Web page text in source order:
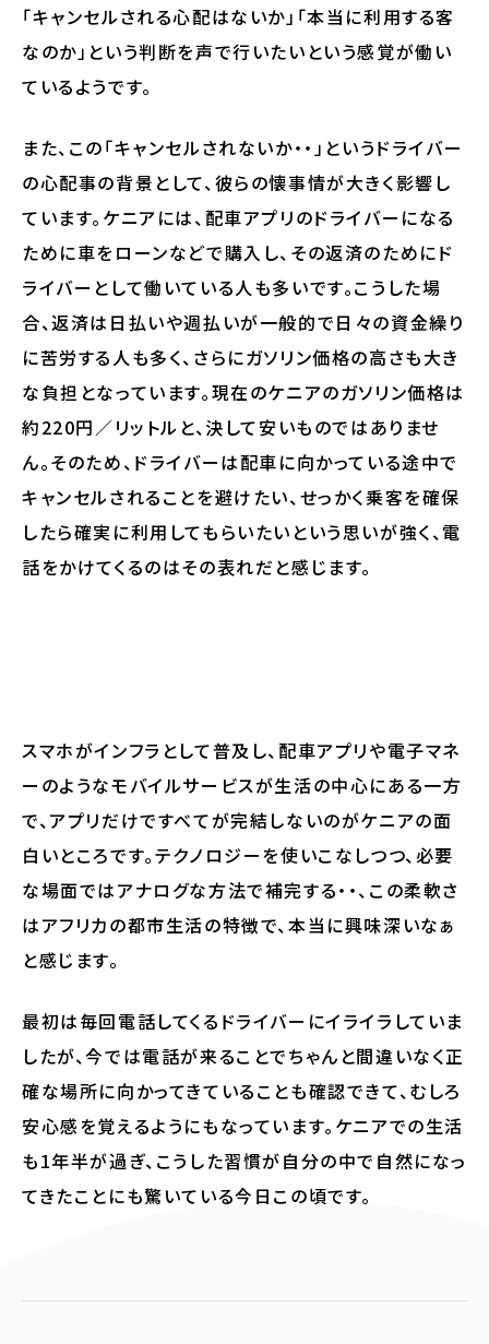
「キャンセルされる心配はないか」「本当に利用する客
なのか」という判断を声で行いたいという感覚が働い
ているようです。
また、この「キャンセルされないか・・」というドライバー
の心配事の背景として、彼らの懐事情が大きく影響し
ています。ケニアには、配車アプリのドライバーになる
ために車をローンなどで購入し、その返済のためにド
ライバーとして働いている人も多いです。こうした場
合、返済は日払いや週払いが一般的で日々の資金繰り
に苦労する人も多く、さらにガソリン価格の高さも大き
な負担となっています。現在のケニアのガソリン価格は
約220円／リットルと、決して安いものではありませ
ん。そのため、ドライバーは配車に向かっている途中で
キャンセルされることを避けたい、せっかく乗客を確保
したら確実に利用してもらいたいという思いが強く、電
話をかけてくるのはその表れだと感じます。
スマホがインフラとして普及し、配車アプリや電子マネ
ーのようなモバイルサービスが生活の中心にある一方
で、アプリだけですべてが完結しないのがケニアの面
白いところです。テクノロジーを使いこなしつつ、必要
な場面ではアナログな方法で補完する・・、この柔軟さ
はアフリカの都市生活の特徴で、本当に興味深いなぁ
と感じます。
最初は毎回電話してくるドライバーにイライラしていま
したが、今では電話が来ることでちゃんと間違いなく正
確な場所に向かってきていることも確認できて、むしろ
安心感を覚えるようにもなっています。ケニアでの生活
も1年半が過ぎ、こうした習慣が自分の中で自然になっ
てきたことにも驚いている今日この頃です。